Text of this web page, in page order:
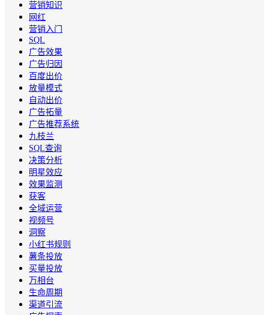
营销知识
网红
营销入门
SQL
广告效果
广告归因
百度出价
放量模式
自动出价
广告拓量
广告推荐系统
九枝兰
SQL查询
决策分析
明星效应
效果监测
获客
全域运营
视频号
洞察
小红书规则
薯条投放
买量投放
万相台
生命周期
渠道引流